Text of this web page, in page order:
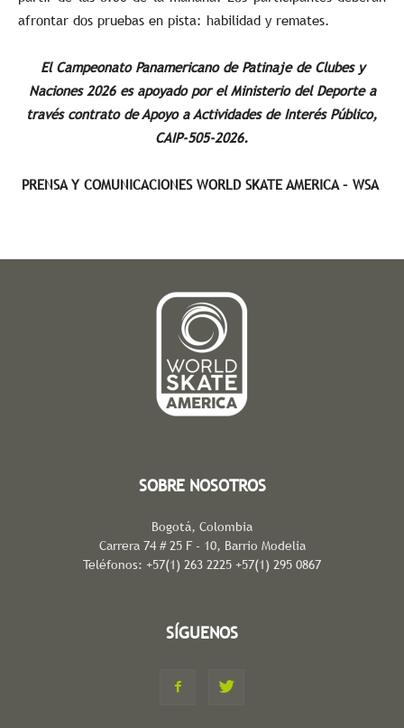
afrontar dos pruebas en pista: habilidad y remates.
El Campeonato Panamericano de Patinaje de Clubes y
Naciones 2026 es apoyado por el Ministerio del Deporte a
través contrato de Apoyo a Actividades de Interés Público,
CAIP-505-2026.
PRENSA Y COMUNICACIONES WORLD SKATE AMERICA – WSA
SOBRE NOSOTROS
Bogotá, Colombia
Carrera 74 # 25 F - 10, Barrio Modelia
Teléfonos: +57(1) 263 2225 +57(1) 295 0867
SÍGUENOS